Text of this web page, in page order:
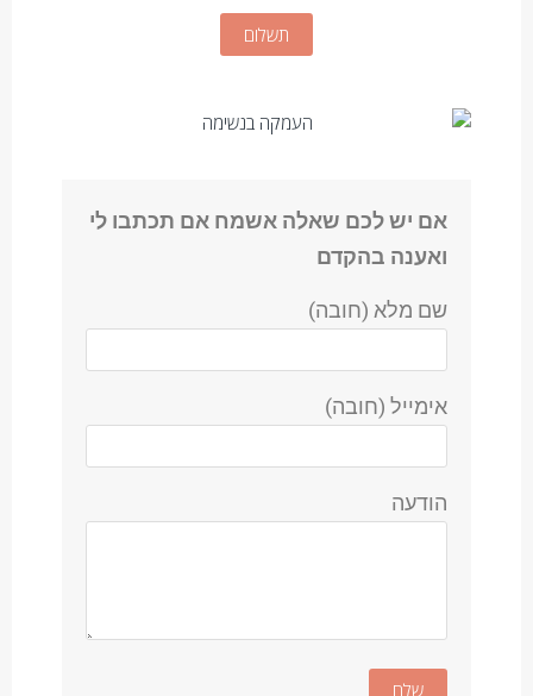
תשלום
אם יש לכם שאלה אשמח אם תכתבו לי
ואענה בהקדם
שם מלא (חובה)
אימייל (חובה)
הודעה